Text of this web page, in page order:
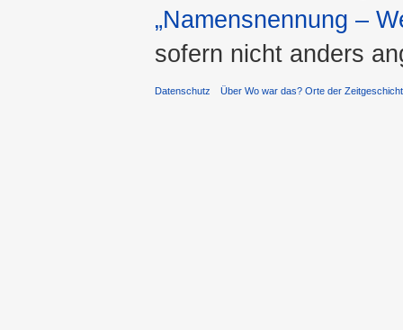
„Namensnennung –
sofern nicht anders
Datenschutz Über Wo war das? Orte der